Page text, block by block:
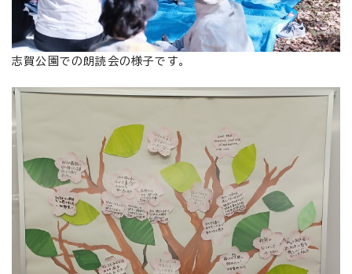
志賀公園での朗読会の様子です。